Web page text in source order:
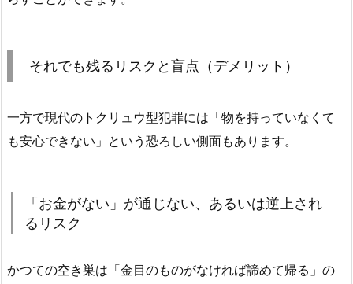
それでも残るリスクと盲点（デメリット）
一方で現代のトクリュウ型犯罪には「物を持っていなくて
も安心できない」という恐ろしい側面もあります。
「お金がない」が通じない、あるいは逆上され
るリスク
かつての空き巣は「金目のものがなければ諦めて帰る」の